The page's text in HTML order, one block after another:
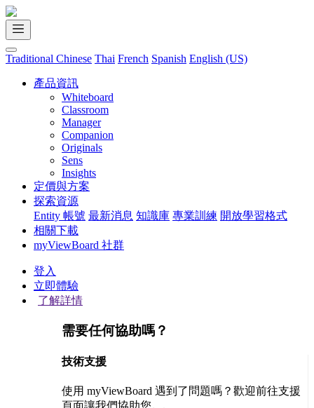
Traditional Chinese Thai French Spanish English (US)
產品資訊
Whiteboard
Classroom
Manager
Companion
Originals
Sens
Insights
定價與方案
探索資源
Entity 帳號 最新消息 知識庫 專業訓練 開放學習格式
相關下載
myViewBoard 社群
登入
立即體驗
了解詳情
需要任何協助嗎？
技術支援
使用 myViewBoard 遇到了問題嗎？歡迎前往支援